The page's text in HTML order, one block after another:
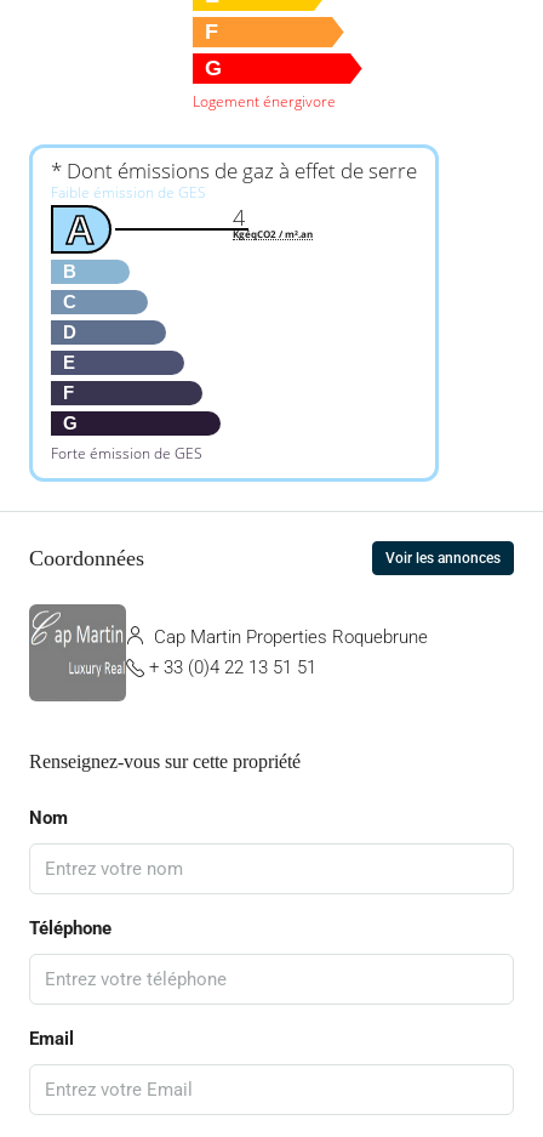
F
G
Logement énergivore
* Dont émissions de gaz à effet de serre
Faible émission de GES
A
B
C
D
E
F
G
Forte émission de GES
4
KgéqCO2 / m².an
Coordonnées Voir les annonces
Cap Martin Properties Roquebrune
+ 33 (0)4 22 13 51 51
Renseignez-vous sur cette propriété
Nom
Téléphone
Email